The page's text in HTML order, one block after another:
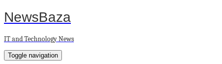
NewsBaza
IT and Technology News
Toggle navigation